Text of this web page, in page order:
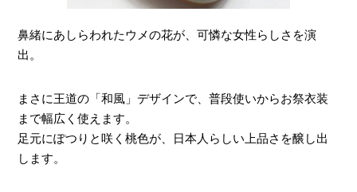
鼻緒にあしらわれたウメの花が、可憐な女性らしさを演
出。
まさに王道の「和風」デザインで、普段使いからお祭衣装
まで幅広く使えます。
足元にぽつりと咲く桃色が、日本人らしい上品さを醸し出
します。